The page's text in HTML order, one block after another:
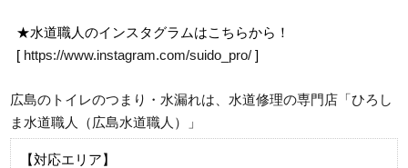
★水道職人のインスタグラムはこちらから！
[ https://www.instagram.com/suido_pro/ ]
広島のトイレのつまり・水漏れは、水道修理の専門店「ひろし
ま水道職人（広島水道職人）」
【対応エリア】